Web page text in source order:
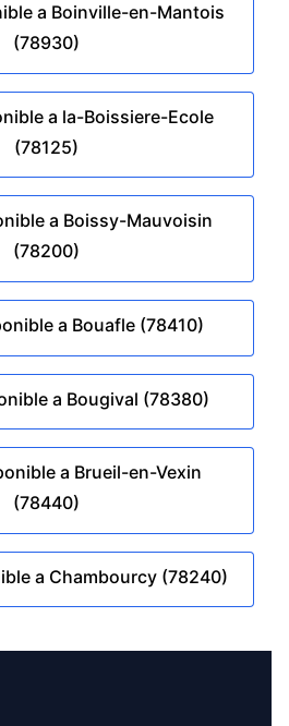
a Boinville-en-Mantois
(78930)
a la-Boissiere-Ecole
(78125)
a Boissy-Mauvoisin
(78200)
a Bouafle (78410)
a Bougival (78380)
a Brueil-en-Vexin
(78440)
a Chambourcy (78240)